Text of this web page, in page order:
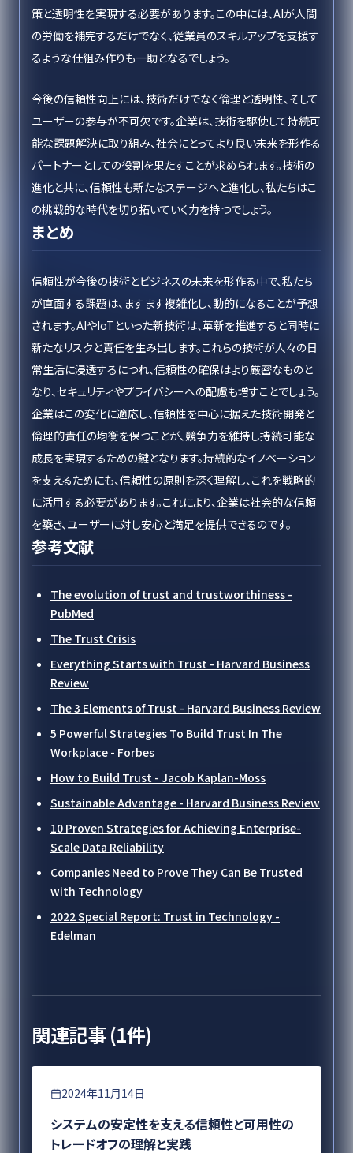
策と透明性を実現する必要があります。この中には、AIが人間
の労働を補完するだけでなく、従業員のスキルアップを支援す
るような仕組み作りも一助となるでしょう。
今後の信頼性向上には、技術だけでなく倫理と透明性、そして
ユーザーの参与が不可欠です。企業は、技術を駆使して持続可
能な課題解決に取り組み、社会にとってより良い未来を形作る
パートナーとしての役割を果たすことが求められます。技術の
進化と共に、信頼性も新たなステージへと進化し、私たちはこ
の挑戦的な時代を切り拓いていく力を持つでしょう。
まとめ
信頼性が今後の技術とビジネスの未来を形作る中で、私たち
が直面する課題は、ますます複雑化し、動的になることが予想
されます。AIやIoTといった新技術は、革新を推進すると同時に
新たなリスクと責任を生み出します。これらの技術が人々の日
常生活に浸透するにつれ、信頼性の確保はより厳密なものと
なり、セキュリティやプライバシーへの配慮も増すことでしょう。
企業はこの変化に適応し、信頼性を中心に据えた技術開発と
倫理的責任の均衡を保つことが、競争力を維持し持続可能な
成長を実現するための鍵となります。持続的なイノベーション
を支えるためにも、信頼性の原則を深く理解し、これを戦略的
に活用する必要があります。これにより、企業は社会的な信頼
を築き、ユーザーに対し安心と満足を提供できるのです。
参考文献
The evolution of trust and trustworthiness -
PubMed
The Trust Crisis
Everything Starts with Trust - Harvard Business
Review
The 3 Elements of Trust - Harvard Business Review
5 Powerful Strategies To Build Trust In The
Workplace - Forbes
How to Build Trust - Jacob Kaplan-Moss
Sustainable Advantage - Harvard Business Review
10 Proven Strategies for Achieving Enterprise-
Scale Data Reliability
Companies Need to Prove They Can Be Trusted
with Technology
2022 Special Report: Trust in Technology -
Edelman
関連記事 (1件)
要件定義
2024年11月14日
システムの安定性を支える信頼性と可用性の
トレードオフの理解と実践